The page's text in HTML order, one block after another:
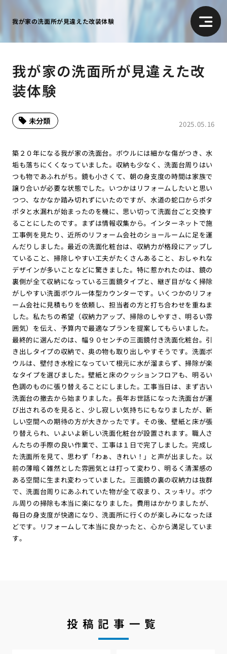
我が家の洗面所が見違えた改装体験
我が家の洗面所が見違えた改
装体験
2025.05.16
未分類
築２０年になる我が家の洗面台。ボウルには細かな傷がつき、水
垢も落ちにくくなっていました。収納も少なく、洗面台周りはい
つも物であふれがち。鏡も小さくて、朝の身支度の時間は家族で
譲り合いが必要な状態でした。いつかはリフォームしたいと思い
つつ、なかなか踏み切れずにいたのですが、水道の蛇口からポタ
ポタと水漏れが始まったのを機に、思い切って洗面台ごと交換す
ることにしたのです。まずは情報収集から。インターネットで施
工事例を見たり、近所のリフォーム会社のショールームに足を運
んだりしました。最近の洗面化粧台は、収納力が格段にアップし
ていること、掃除しやすい工夫がたくさんあること、おしゃれな
デザインが多いことなどに驚きました。特に惹かれたのは、鏡の
裏側が全て収納になっている三面鏡タイプと、継ぎ目がなく掃除
がしやすい洗面ボウル一体型カウンターです。いくつかのリフォ
ーム会社に見積もりを依頼し、担当者の方と打ち合わせを重ねま
した。私たちの希望（収納力アップ、掃除のしやすさ、明るい雰
囲気）を伝え、予算内で最適なプランを提案してもらいました。
最終的に選んだのは、幅９０センチの三面鏡付き洗面化粧台。引
き出しタイプの収納で、奥の物も取り出しやすそうです。洗面ボ
ウルは、壁付き水栓になっていて根元に水が溜まらず、掃除が楽
なタイプを選びました。壁紙と床のクッションフロアも、明るい
色調のものに張り替えることにしました。工事当日は、まず古い
洗面台の撤去から始まりました。長年お世話になった洗面台が運
び出されるのを見ると、少し寂しい気持ちにもなりましたが、新
しい空間への期待の方が大きかったです。その後、壁紙と床が張
り替えられ、いよいよ新しい洗面化粧台が設置されます。職人さ
んたちの手際の良い作業で、工事は１日で完了しました。完成し
た洗面所を見て、思わず「わぁ、きれい！」と声が出ました。以
前の薄暗く雑然とした雰囲気とは打って変わり、明るく清潔感の
ある空間に生まれ変わっていました。三面鏡の裏の収納力は抜群
で、洗面台周りにあふれていた物が全て収まり、スッキリ。ボウ
ル周りの掃除も本当に楽になりました。費用はかかりましたが、
毎日の身支度が快適になり、洗面所に行くのが楽しみになったほ
どです。リフォームして本当に良かったと、心から満足していま
す。
投稿記事一覧